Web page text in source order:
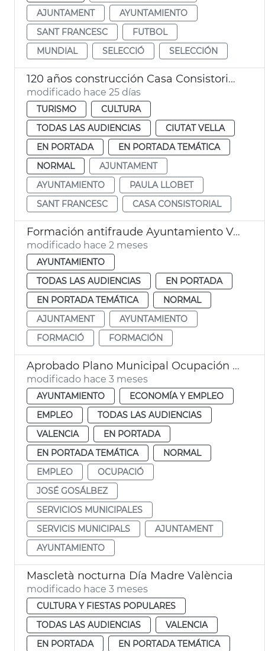
AJUNTAMENT
AYUNTAMIENTO
SANT FRANCESC
FUTBOL
MUNDIAL
SELECCIÓ SELECCIÓN
120 años construcción Casa Consistorial València
modificado hace 25 días
TURISMO
CULTURA
TODAS LAS AUDIENCIAS
CIUTAT VELLA
EN PORTADA
EN PORTADA TEMÁTICA
NORMAL
AJUNTAMENT
AYUNTAMIENTO
PAULA LLOBET
SANT FRANCESC
CASA CONSISTORIAL
Formación antifraude Ayuntamiento València
modificado hace 2 meses
AYUNTAMIENTO
TODAS LAS AUDIENCIAS
EN PORTADA
EN PORTADA TEMÁTICA
NORMAL
AJUNTAMENT
AYUNTAMIENTO
FORMACIÓ
FORMACIÓN
Aprobado Plano Municipal Ocupación València con 219 contratos
modificado hace 3 meses
AYUNTAMIENTO
ECONOMÍA Y EMPLEO
EMPLEO
TODAS LAS AUDIENCIAS
VALENCIA
EN PORTADA
EN PORTADA TEMÁTICA
NORMAL
EMPLEO
OCUPACIÓ
JOSÉ GOSÁLBEZ
SERVICIOS MUNICIPALES
SERVICIS MUNICIPALS
AJUNTAMENT
AYUNTAMIENTO
Mascletà nocturna Día Madre València
modificado hace 3 meses
CULTURA Y FIESTAS POPULARES
TODAS LAS AUDIENCIAS
VALENCIA
EN PORTADA
EN PORTADA TEMÁTICA